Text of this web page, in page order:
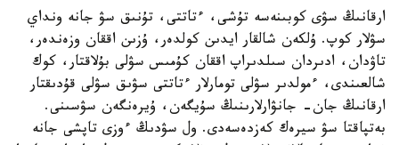
ارقانىڭ سۋى كوبىنەسە تۇشى، ءتاتتى، تۇنىق سۋ جانە ونداي
سۋلار كوپ. ۇلكەن شالقار ايدىن كولدەر، ۇزىن اققان وزەندەر،
تاۋدان، ادىردان سىلدىراپ اققان كۇمىس سۋلى بۇلاقتار، كوك
شالعىندى، ءمولدىر سۋلى تومارلار ءتاتتى سۋىق سۋلى قۇدىقتار
ارقانىڭ جان- جانۋارلارىنىڭ سۇيگەن، ۇيرەنگەن سۋسىنى.
بەتپاقتا سۋ سيرەك كەزدەسەدى. ول سۋدىڭ ءوزى تاپشى جانە